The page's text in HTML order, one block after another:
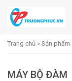
Trang chủ » Sản phẩm
MÁY BỘ ĐÀM